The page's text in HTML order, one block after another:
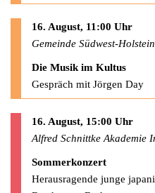
16. August, 11:00 Uhr
Gemeinde Südwest-Holstein
Die Musik im Kultus
Gespräch mit Jörgen Day
16. August, 15:00 Uhr
Alfred Schnittke Akademie
Sommerkonzert
Herausragende junge